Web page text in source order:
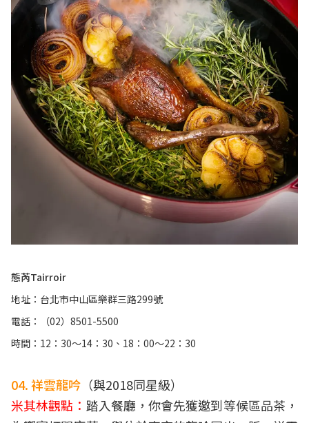
態芮Tairroir
地址：台北市中山區樂群三路299號
電話：（02）8501-5500
時間：12：30～14：30、18：00～22：30
04. 祥雲龍吟 （與2018同星級）
米其林觀點： 踏入餐廳，你會先獲邀到等候區品茶，